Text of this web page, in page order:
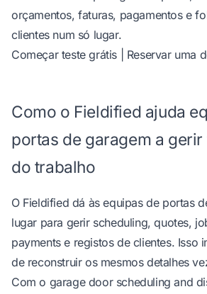
orçamentos, faturas, pagamentos e
clientes num só lugar.
Começar teste grátis
Reservar uma
Como o Fieldified ajuda
portas de garagem a
do trabalho
O Fieldified dá às equipas de portas
lugar para gerir scheduling, quotes,
payments e registos de clientes. Isso
de reconstruir os mesmos detalhes
Com o garage door scheduling and